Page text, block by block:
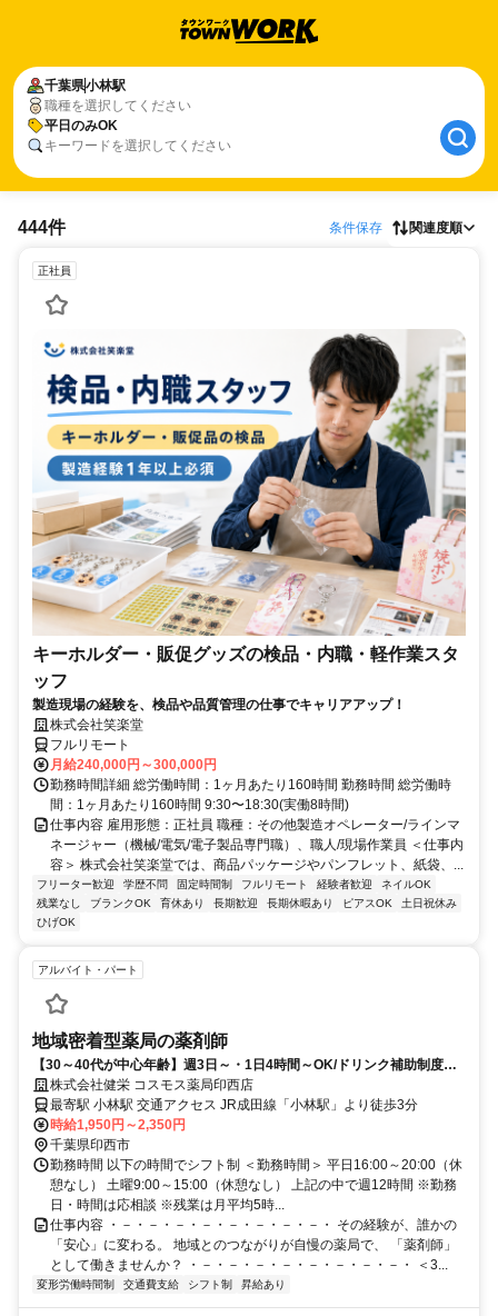
千葉県小林駅
職種を選択してください
平日のみOK
キーワードを選択してください
444件 条件保存 関連度順
正社員
キーホルダー・販促グッズの検品・内職・軽作業スタ
ッフ
製造現場の経験を、検品や品質管理の仕事でキャリアアップ！
株式会社笑楽堂
フルリモート
月給240,000円～300,000円
勤務時間詳細 総労働時間：1ヶ月あたり160時間 勤務時間 総労働時
間：1ヶ月あたり160時間 9:30〜18:30(実働8時間)
仕事内容 雇用形態：正社員 職種：その他製造オペレーター/ラインマ
ネージャー（機械/電気/電子製品専門職）、職人/現場作業員 ＜仕事内
容＞ 株式会社笑楽堂では、商品パッケージやパンフレット、紙袋、...
フリーター歓迎 学歴不問 固定時間制 フルリモート 経験者歓迎
ネイルOK
残業なし
ブランクOK 育休あり 長期歓迎 長期休暇あり ピアスOK
土日祝休み
ひげOK
アルバイト・パート
地域密着型薬局の薬剤師
【30～40代が中心年齢】週3日～・1日4時間～OK/ドリンク補助制度や
懇親会補助制度など待遇も充実
株式会社健栄 コスモス薬局印西店
最寄駅 小林駅 交通アクセス JR成田線「小林駅」より徒歩3分
時給1,950円～2,350円
千葉県印西市
勤務時間 以下の時間でシフト制 ＜勤務時間＞ 平日16:00～20:00（休
憩なし） 土曜9:00～15:00（休憩なし） 上記の中で週12時間 ※勤務
日・時間は応相談 ※残業は月平均5時...
仕事内容 ・－・－・－・－・－・－・－・－・ その経験が、誰かの
「安心」に変わる。 地域とのつながりが自慢の薬局で、 「薬剤師」
として働きませんか？ ・－・－・－・－・－・－・－・－・ ＜3...
変形労働時間制 交通費支給 シフト制 昇給あり